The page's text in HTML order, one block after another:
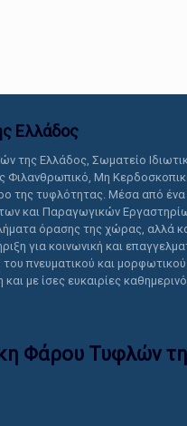
Ελλάδoς
της Ελλάδος, Σωματείο
Φιλανθρωπικό, Μη
της τυφλότητας. Μέσα από ένα
και Παραγωγικών
όρασης της χώρας, αλλά
για κοινωνική και
πνευματικού και μορφωτικού
με ίσες ευκαιρίες
Φάρου Τυφλών